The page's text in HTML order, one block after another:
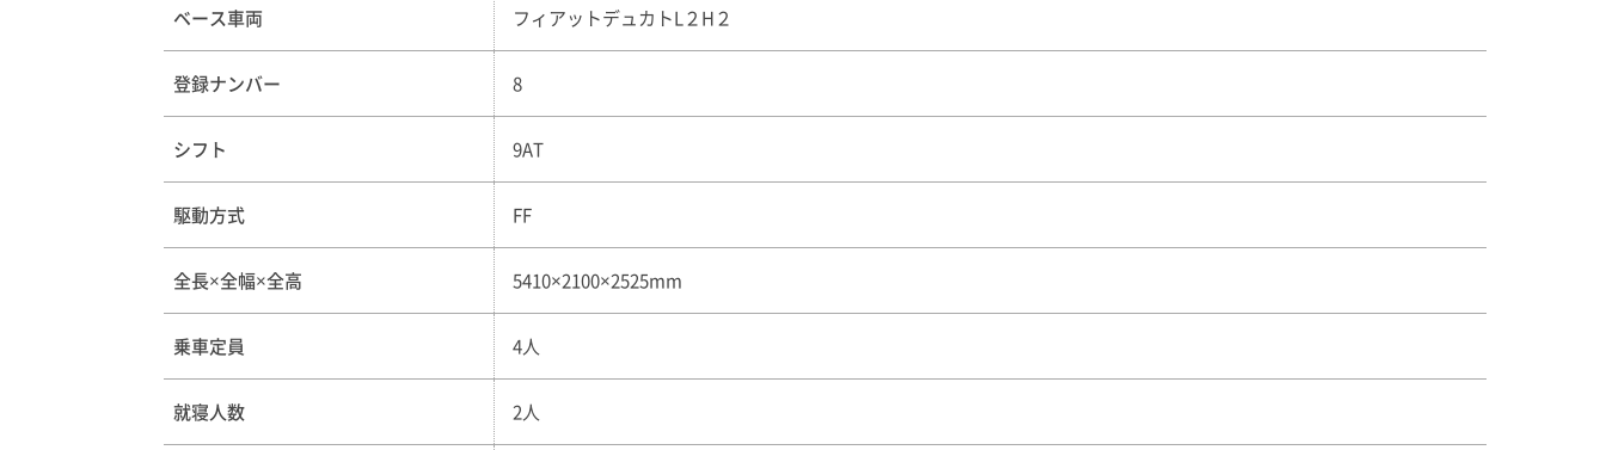
ベース車両 フィアットデュカトL２H２
登録ナンバー 8
シフト 9AT
駆動方式 FF
全長×全幅×全高 5410×2100×2525mm
乗車定員 4人
就寝人数 2人